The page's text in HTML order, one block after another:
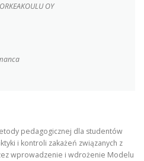
OY
pedagogicznej dla studentów
i kontroli zakażeń związanych z
wprowadzenie i wdrożenie Modelu